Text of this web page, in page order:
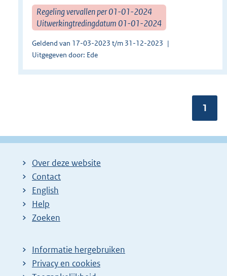
Regeling vervallen per 01-01-2024
Uitwerkingtredingdatum 01-01-2024
Geldend van 17-03-2023 t/m 31-12-2023
Uitgegeven door: Ede
1
Over deze website
Contact
English
Help
Zoeken
Informatie hergebruiken
Privacy en cookies